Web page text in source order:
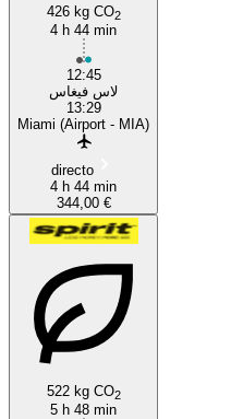
426 kg CO2
4 h 44 min
12:45
لاس فيغاس
13:29
Miami (Airport - MIA)
directo
4 h 44 min
344,00 €
522 kg CO2
5 h 48 min